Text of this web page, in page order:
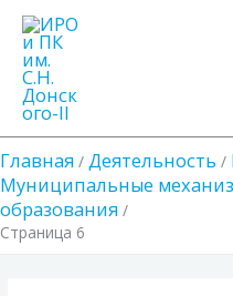
Перейти
содержимому
Главная Деятельность
Муниципальные
образования
Страница 6